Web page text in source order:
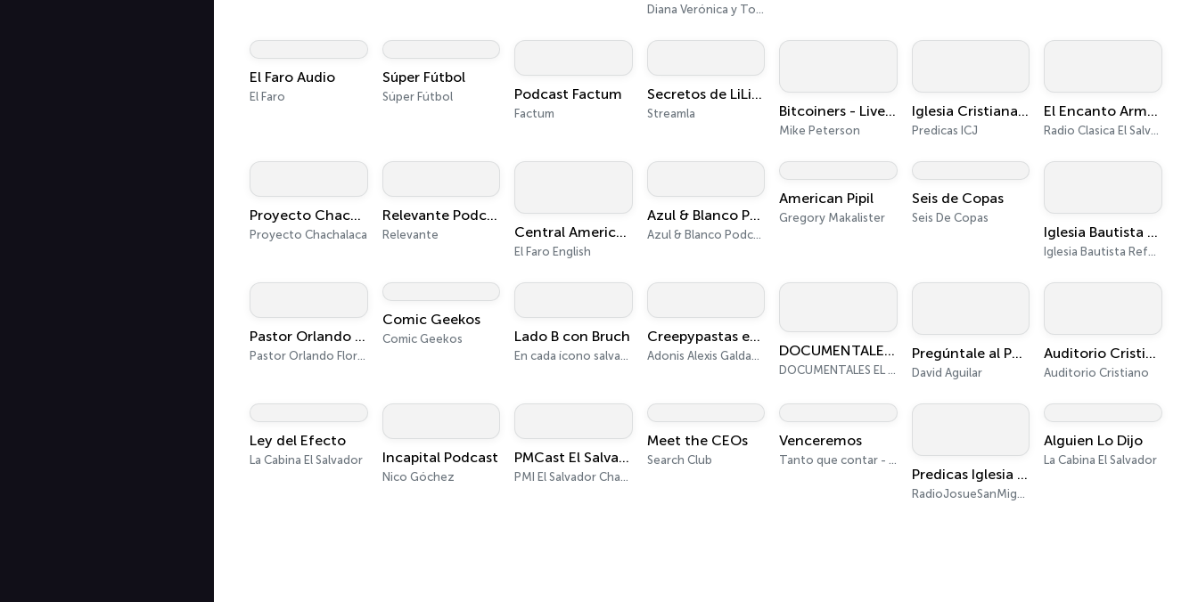
Diana Verónica y Tony
El Faro Audio
El Faro
Súper Fútbol
Súper Fútbol Podcast Factum
Factum
Secretos de LiLi Coach
Streamla Bitcoiners - Live From Bitcoin Beach
Mike Peterson
Iglesia Cristiana Josué - Predicas
Predicas ICJ
El Encanto Armonico de la Musica
Radio Clasica El Salvador
Proyecto Chachalaca
Proyecto Chachalaca
Relevante Podcast
Relevante Central America in Minutes
El Faro English
Azul & Blanco Podcast
Azul & Blanco Podcast
American Pipil
Gregory Makalister
Seis de Copas
Seis De Copas
Iglesia Bautista Reformada Gracia y Verdad
Iglesia Bautista Reformada...
Pastor Orlando Flores
Pastor Orlando Flores
Comic Geekos
Comic Geekos Lado B con Bruch
En cada ícono salvadoreño hay un ser humano por descubrir
Creepypastas en español
Adonis Alexis Galdamez Tobar DOCUMENTALES EL SALVADOR
DOCUMENTALES EL SALVADOR
Pregúntale al Pastor - El podcast
David Aguilar
Auditorio Cristiano Predicas
Auditorio Cristiano
Ley del Efecto
La Cabina El Salvador Incapital Podcast
Nico Góchez
PMCast El Salvador
PMI El Salvador Chapter
Meet the CEOs
Search Club
Venceremos
Tanto que contar - Ibero 90.9 - Casa centroamérica
Predicas Iglesia Josué Podcast: Palabra de Vida
RadioJosueSanMiguel
Alguien Lo Dijo
La Cabina El Salvador